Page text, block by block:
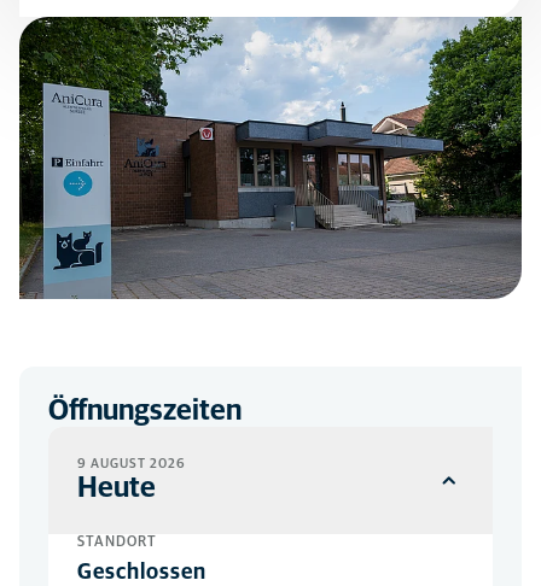
Öffnungszeiten
9 AUGUST 2026
Heute
STANDORT
Geschlossen